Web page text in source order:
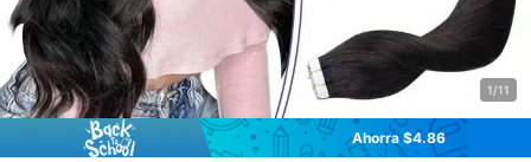
1/11
Ahorra $4.86